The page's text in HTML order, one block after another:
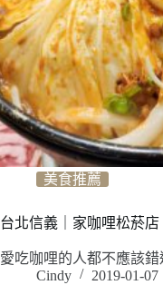
美食推薦
台北信義｜家咖哩松菸
愛吃咖哩的人都不應該
Cindy
2019-01-07